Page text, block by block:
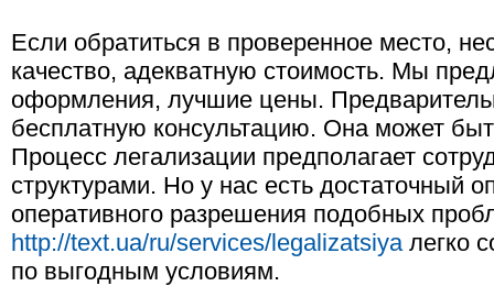
Если обратиться в проверенное место,
качество, адекватную стоимость. Мы
оформления, лучшие цены.
бесплатную консультацию. Она может
Процесс легализации предполагает
структурами. Но у нас есть достаточный
оперативного разрешения подобных
http://text.ua/ru/services/legalizatsiyaлегко
по выгодным условиям.